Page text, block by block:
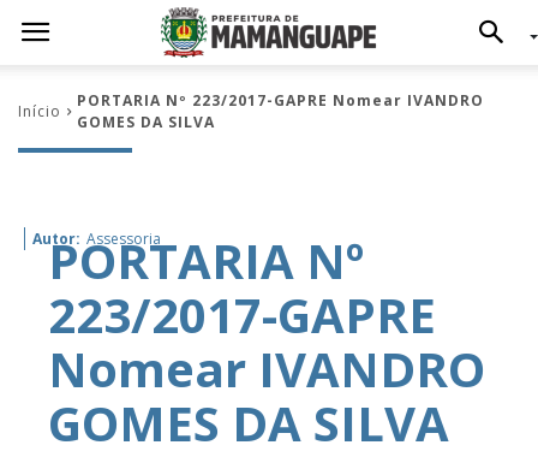
Início
PORTARIA Nº 223/2017-GAPRE Nomear IVANDRO
GOMES DA SILVA
Autor: Assessoria
PORTARIA Nº
223/2017-GAPRE
Nomear IVANDRO
GOMES DA SILVA